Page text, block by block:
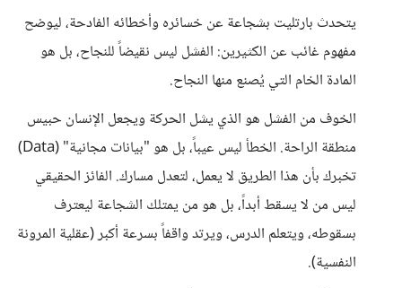
يتحدث بارتليت بشجاعة عن خسائره وأخطائه الفادحة، ليوضح
مفهوم غائب عن الكثيرين: الفشل ليس نقيضاً للنجاح، بل هو
المادة الخام التي يُصنع منها النجاح.
الخوف من الفشل هو الذي يشل الحركة ويجعل الإنسان حبيس
منطقة الراحة. الخطأ ليس عيباً، بل هو "بيانات مجانية" (Data)
تخبرك بأن هذا الطريق لا يعمل، لتعدل مسارك. الفائز الحقيقي
ليس من لا يسقط أبداً، بل هو من يمتلك الشجاعة ليعترف
بسقوطه، ويتعلم الدرس، ويرتد واقفاً بسرعة أكبر (عقلية المرونة
النفسية).